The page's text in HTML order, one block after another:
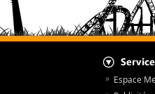
Espace